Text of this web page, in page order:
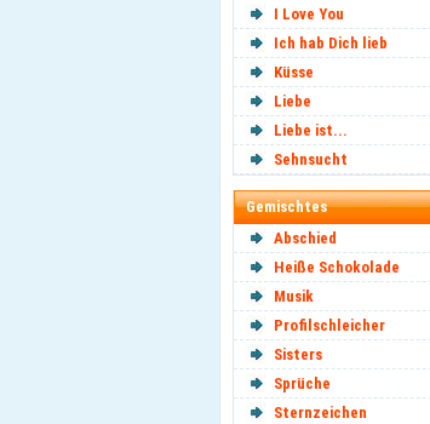
I Love You
Ich hab Dich lieb
Küsse
Liebe
Liebe ist...
Sehnsucht
Gemischtes
Abschied
Heiße Schokolade
Musik
Profilschleicher
Sisters
Sprüche
Sternzeichen